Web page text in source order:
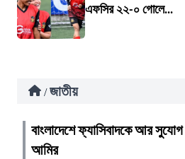
এফসির ২২-০ গোলে...
/ জাতীয়
বাংলাদেশে ফ্যাসিবাদকে আর সুযোগ
আমির